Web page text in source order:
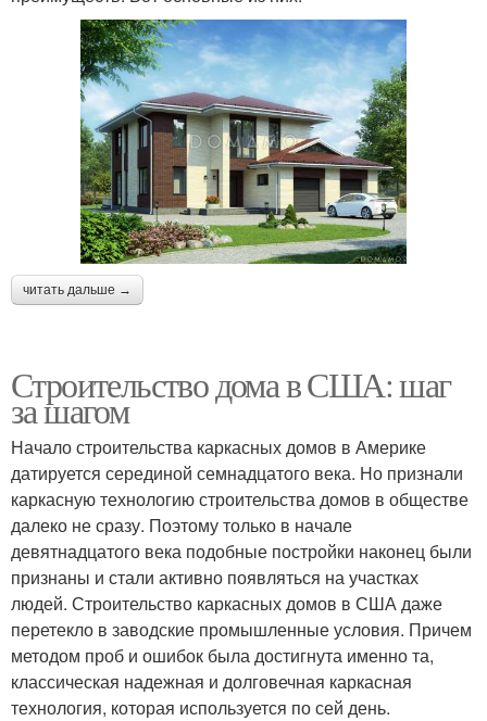
читать дальше →
Строительство дома в США: шаг
за шагом
Начало строительства каркасных домов в Америке
датируется серединой семнадцатого века. Но признали
каркасную технологию строительства домов в обществе
далеко не сразу. Поэтому только в начале
девятнадцатого века подобные постройки наконец были
признаны и стали активно появляться на участках
людей. Строительство каркасных домов в США даже
перетекло в заводские промышленные условия. Причем
методом проб и ошибок была достигнута именно та,
классическая надежная и долговечная каркасная
технология, которая используется по сей день.